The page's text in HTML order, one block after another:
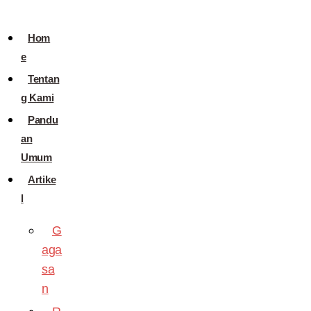
Hom
e
Tentan
g Kami
Pandu
an
Umum
Artike
l
G
aga
sa
n